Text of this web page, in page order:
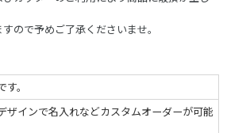
ので予めご了承くださいませ。
。
ザインで名入れなどカスタムオーダーが可能